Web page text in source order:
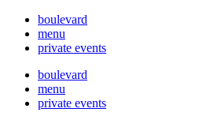
boulevard
menu
private events
boulevard
menu
private events